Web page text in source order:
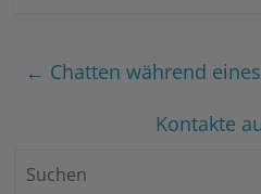
← Chatten während
Kontakte